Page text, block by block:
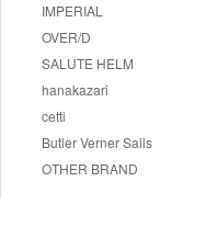
IMPERIAL
OVER/D
SALUTE HELM
hanakazari
cetti
Butler Verner Sails
OTHER BRAND